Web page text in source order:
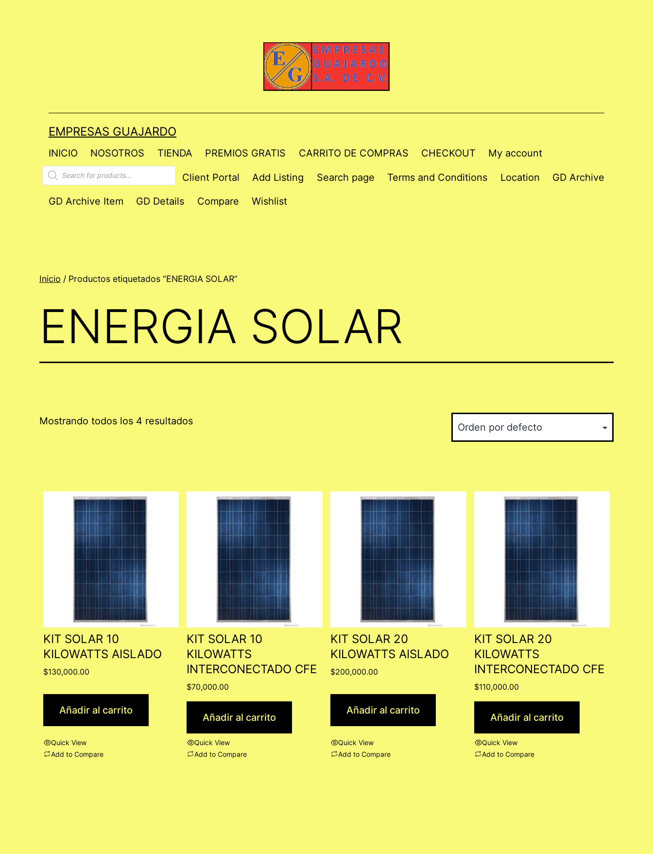
EMPRESAS GUAJARDO
INICIO NOSOTROS TIENDA PREMIOS GRATIS CARRITO DE COMPRAS CHECKOUT My account
Products
search
Client Portal Add Listing Search page Terms and Conditions Location GD Archive
GD Archive Item GD Details Compare Wishlist
Inicio / Productos etiquetados “ENERGIA SOLAR”
ENERGIA SOLAR
Mostrando todos los 4 resultados
KIT SOLAR 10
KILOWATTS AISLADO
$130,000.00
Añadir al carrito
Quick View
Add to Compare
KIT SOLAR 10
KILOWATTS
INTERCONECTADO CFE
$70,000.00
Añadir al carrito
Quick View
Add to Compare
KIT SOLAR 20
KILOWATTS AISLADO
$200,000.00
Añadir al carrito
Quick View
Add to Compare
KIT SOLAR 20
KILOWATTS
INTERCONECTADO CFE
$110,000.00
Añadir al carrito
Quick View
Add to Compare